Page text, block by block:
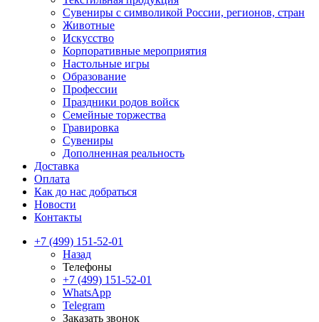
Сувениры с символикой России, регионов, стран
Животные
Искусство
Корпоративные мероприятия
Настольные игры
Образование
Профессии
Праздники родов войск
Семейные торжества
Гравировка
Сувениры
Дополненная реальность
Доставка
Оплата
Как до нас добраться
Новости
Контакты
+7 (499) 151-52-01
Назад
Телефоны
+7 (499) 151-52-01
WhatsApp
Telegram
Заказать звонок